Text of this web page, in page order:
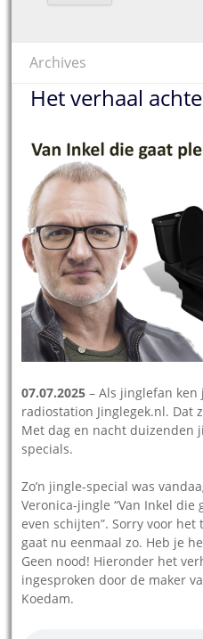
Archives
Het verhaal
07.07.2025 – Als jinglefan ken
radiostation Jinglegek.nl. Dat
Met dag en nacht duizenden
specials.
Zo’n jingle-special was
Veronica-jingle “Van Inkel
even schijten”. Sorry voor
gaat nu eenmaal zo. Heb je
Geen nood! Hieronder het
ingesproken door de maker
Koedam.